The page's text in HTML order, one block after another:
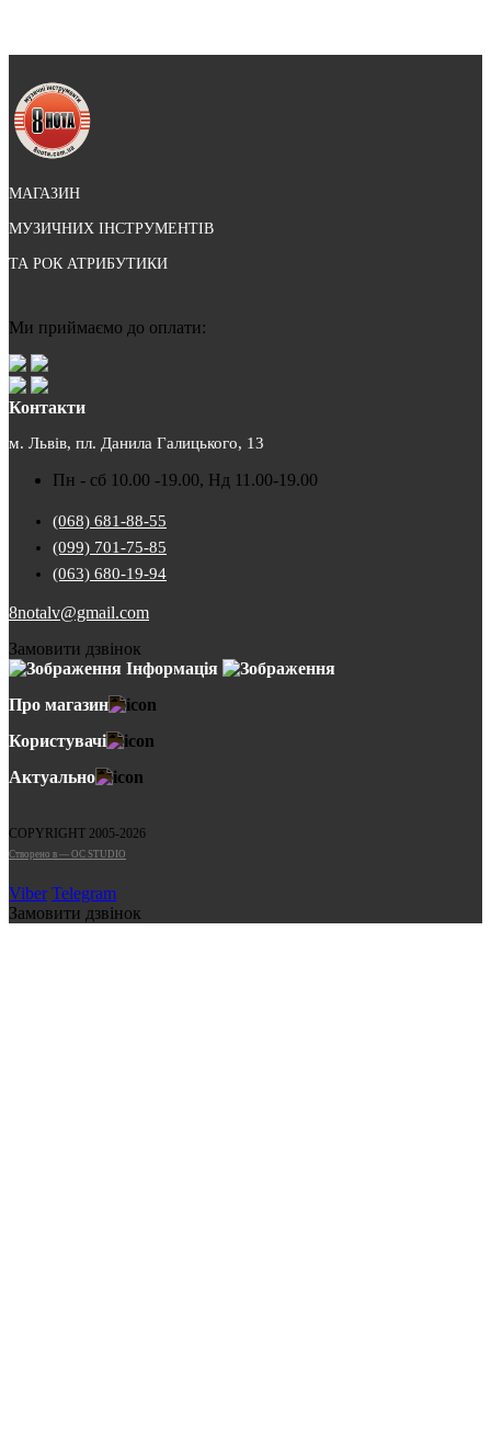
МАГАЗИН
МУЗИЧНИХ ІНСТРУМЕНТІВ
ТА РОК АТРИБУТИКИ
Ми приймаємо до оплати:
Контакти
м. Львів, пл. Данила Галицького, 13
Пн - сб 10.00 -19.00, Нд 11.00-19.00
(068) 681-88-55
(099) 701-75-85
(063) 680-19-94
8notalv@gmail.com
Замовити дзвінок
Інформація
Про магазин
Користувачі
Актуально
COPYRIGHT 2005-2026
Cтворено в — OC STUDIO
Viber Telegram
Замовити дзвінок